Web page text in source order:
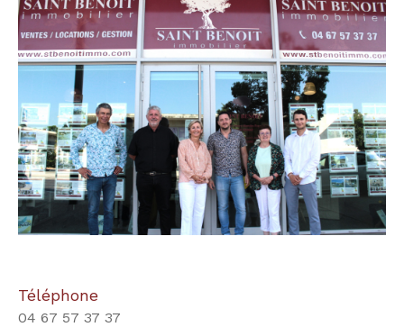
Téléphone
04 67 57 37 37